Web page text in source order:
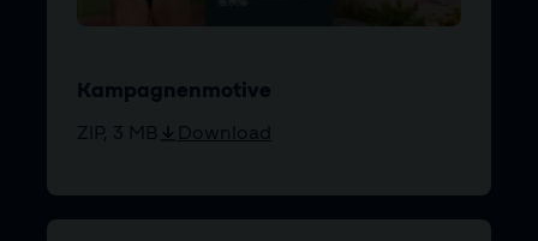
Kampagnenmotive
ZIP, 3 MB Download